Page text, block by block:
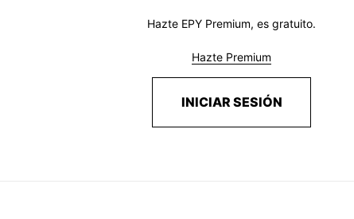
Hazte EPY Premium, es gratuito.
Hazte Premium
INICIAR SESIÓN